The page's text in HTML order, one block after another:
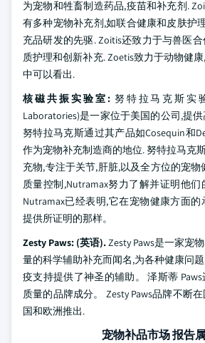
为宠物和牲畜制造药品,疫苗和补充剂.
有多种宠物补充剂,如联合健康和皮肤护
充品研发的先驱. Zoitis还致力于与兽医
质护理和创新补充. Zoetis致力于动物健
中可以看出.
核磁共振实验室: 努特拉马克斯实
Laboratories)是一家位于美国的公司,提
努特拉马克斯通过其产品如Cosequin和
作为宠物补充制造商的地位. 努特拉马克
充物,专注于关节,肝脏,以及全方位的宠物
质量控制,Nutramax努力了解并证明他
Nutramax已经表明,它在宠物健康方面
提供所证明的那样。
Zesty Paws: (英语).Zesty Paws是一家宠
量的科学辅助补充而闻名,为各种健康问
疫支持提供了神圣的辅助。 泽斯蒂
质量的品牌成分。 Zesty Paws品牌不断
国和欧洲推出.
宠物补品市场 报告